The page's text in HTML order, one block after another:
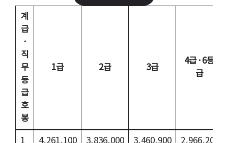
계
급
·
직
무
등
급
호
봉
1급 2급 3급
4급·6등
급
1 4,261,100 3,836,000 3,460,900 2,966,200